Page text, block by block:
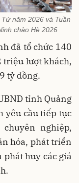
năm 2026 và Tuần
chào Hè 2026
đã tổ chức 140
triệu lượt khách,
tỷ đồng.
tỉnh Quảng
yêu cầu tiếp tục
nghiệp,
hóa, phát triển
huy các giá